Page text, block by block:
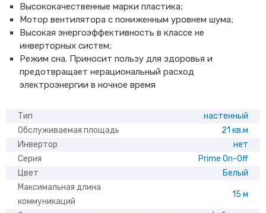
Высококачественные марки пластика;
Мотор вентилятора с пониженным уровнем шума;
Высокая энергоэффективность в классе не
инверторных систем;
Режим сна. Приносит пользу для здоровья и
предотвращает нерациональный расход
электроэнергии в ночное время
Тип
настенный
Обслуживаемая площадь
21 кв.м
Инвертор
нет
Серия
Prime On-Off
Цвет
Белый
Максимальная длина
коммуникаций
15 м